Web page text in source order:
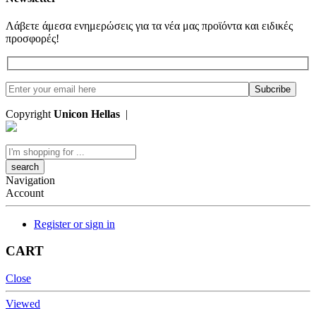
Λάβετε άμεσα ενημερώσεις για τα νέα μας προϊόντα και ειδικές
προσφορές!
Copyright Unicon Hellas |
Search
here
Navigation
Account
Register or sign in
CART
Close
Viewed